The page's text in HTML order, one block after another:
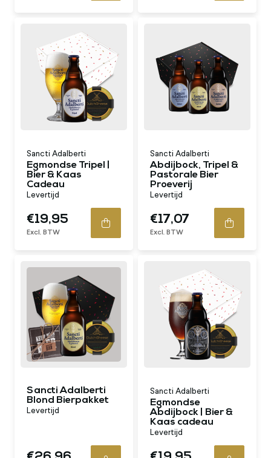
Sancti Adalberti
Egmondse Tripel |
Bier & Kaas
Cadeau
Levertijd
€19,95
Excl. BTW
Sancti Adalberti
Abdijbock, Tripel &
Pastorale Bier
Proeverij
Levertijd
€17,07
Excl. BTW
Sancti Adalberti
Blond Bierpakket
Levertijd
Sancti Adalberti
Egmondse
Abdijbock | Bier &
Kaas cadeau
Levertijd